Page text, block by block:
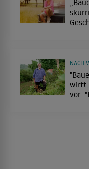
wirft
vor:
NACH